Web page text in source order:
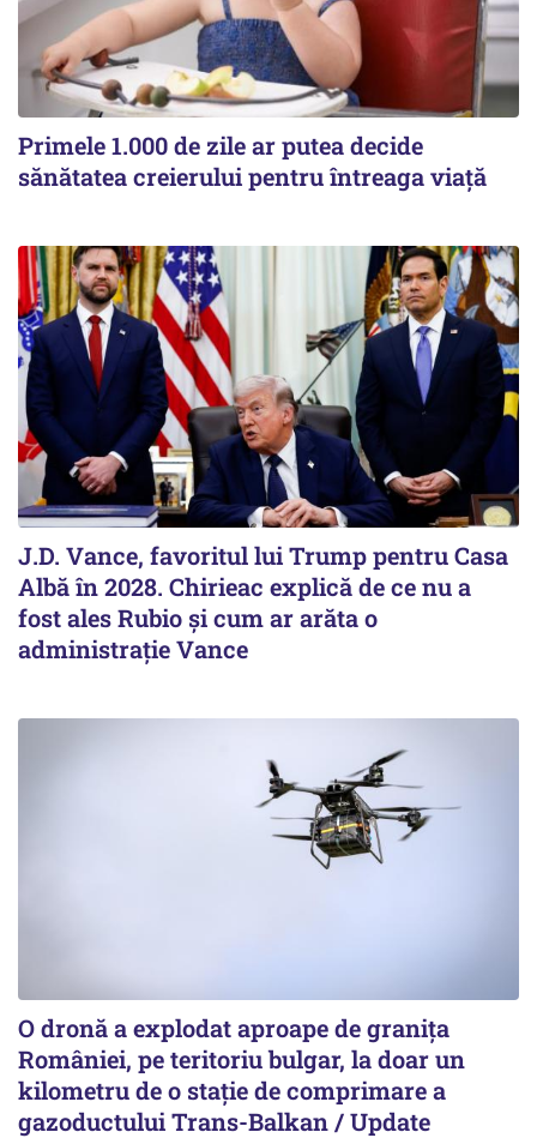
Primele 1.000 de zile ar putea decide
sănătatea creierului pentru întreaga viață
J.D. Vance, favoritul lui Trump pentru Casa
Albă în 2028. Chirieac explică de ce nu a
fost ales Rubio și cum ar arăta o
administrație Vance
O dronă a explodat aproape de granița
României, pe teritoriu bulgar, la doar un
kilometru de o stație de comprimare a
gazoductului Trans-Balkan / Update